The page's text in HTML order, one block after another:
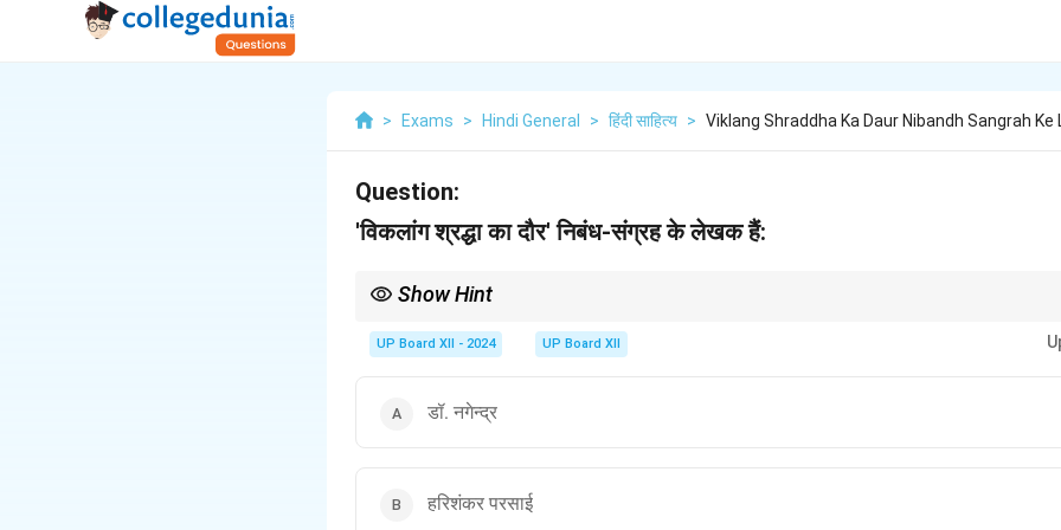
> Exams > Hindi General > हिंदी साहित्य > Viklang Shraddha Ka Daur Nibandh Sangrah Ke
Question:
'विकलांग श्रद्धा का दौर' निबंध-संग्रह के लेखक हैं:
Show Hint
UP Board XII - 2024 UP Board XII
डॉ. नगेन्द्र
हरिशंकर परसाई